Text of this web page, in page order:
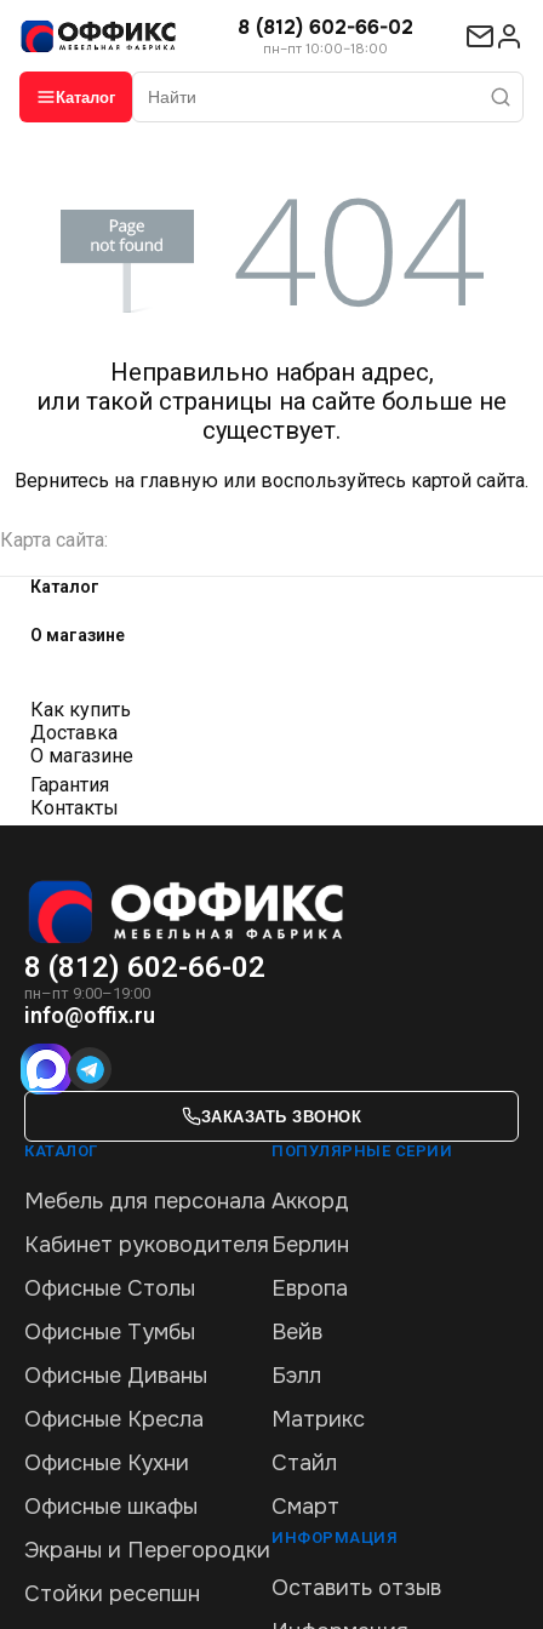
8 (812) 602-66-02
пн–пт 10:00–18:00
Каталог
Неправильно набран адрес,
или такой страницы на сайте больше не
существует.
Вернитесь на главную или воспользуйтесь картой сайта.
Карта сайта:
Каталог
О магазине
Как купить
Доставка
О магазине
Гарантия
Контакты
8 (812) 602-66-02
пн–пт 9:00–19:00
info@offix.ru
ЗАКАЗАТЬ ЗВОНОК
КАТАЛОГ
Мебель для персонала
Кабинет руководителя
Офисные Столы
Офисные Тумбы
Офисные Диваны
Офисные Кресла
Офисные Кухни
Офисные шкафы
Экраны и Перегородки
Стойки ресепшн
ПОПУЛЯРНЫЕ СЕРИИ
Аккорд
Берлин
Европа
Вейв
Бэлл
Матрикс
Стайл
Смарт
ИНФОРМАЦИЯ
Оставить отзыв